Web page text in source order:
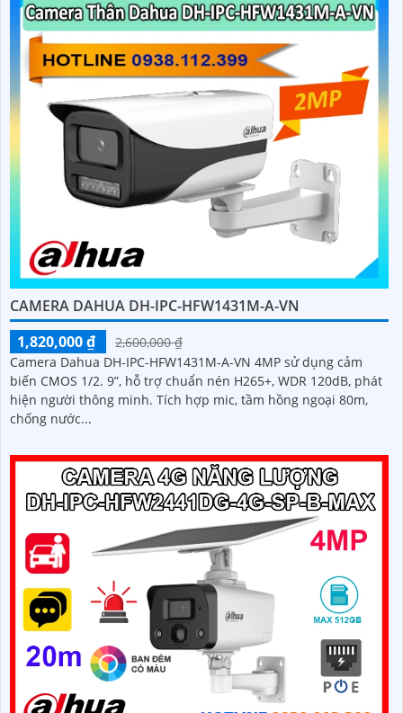
CAMERA DAHUA DH-IPC-HFW1431M-A-VN
1,820,000 ₫
2,600,000 ₫
Camera Dahua DH-IPC-HFW1431M-A-VN 4MP sử dụng cảm
biến CMOS 1/2. 9”, hỗ trợ chuẩn nén H265+, WDR 120dB, phát
hiện người thông minh. Tích hợp mic, tầm hồng ngoại 80m,
chống nước...